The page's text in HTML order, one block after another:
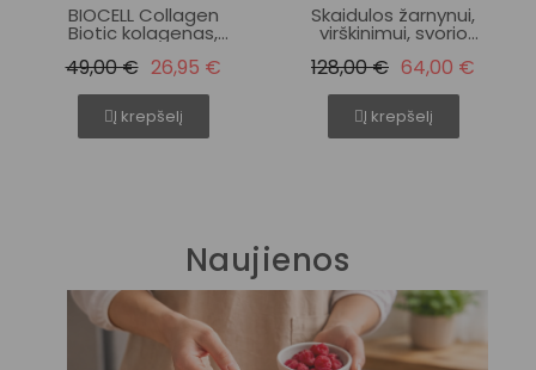
BIOCELL Collagen
Biotic kolagenas,
sveikai odai,
plaukams, žarnynui
49,00 € 26,95 €
Į krepšelį
Skaidulos žarnynui,
virškinimui, svorio
kontrolei BIOCELL Slim
Detox Fiber rinkinys,
128,00 € 64,00 €
Į krepšelį
Naujienos